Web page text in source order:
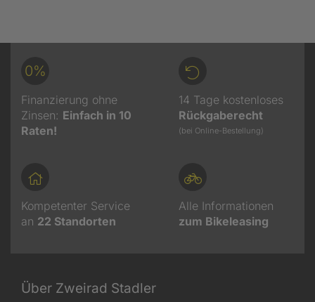
0%
Finanzierung ohne
Zinsen: Einfach in 10
Raten!
14 Tage kostenloses
Rückgaberecht
(bei Online-Bestellung)
Kompetenter Service
an 22 Standorten
Alle Informationen
zum Bikeleasing
Über Zweirad Stadler